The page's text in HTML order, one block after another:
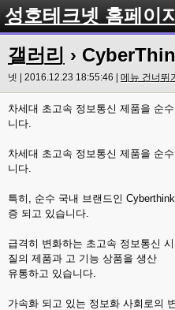
성호테크넷 홈페이지
갤러리 ›
넷 | 2016.12.23 18:55:46 | 메뉴 건너뛰기
차세대 초고속 정보통신 제품을 순
니다.
차세대 초고속 정보통신 제품을 순
니다.
특히, 순수 국내 브랜드인
증 되고 있습니다.
급격히 변화하는 초고속 정보통신
질의 제품과 고 기능 상품을 생산
유통하고 있습니다.
가속화 되고 있는 정보화 사회로의